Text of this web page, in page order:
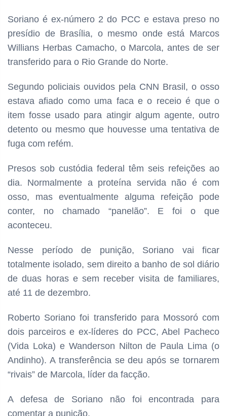
Soriano é ex-número 2 do PCC e estava preso no
presídio de Brasília, o mesmo onde está Marcos
Willians Herbas Camacho, o Marcola, antes de ser
transferido para o Rio Grande do Norte.
Segundo policiais ouvidos pela CNN Brasil, o osso
estava afiado como uma faca e o receio é que o
item fosse usado para atingir algum agente, outro
detento ou mesmo que houvesse uma tentativa de
fuga com refém.
Presos sob custódia federal têm seis refeições ao
dia. Normalmente a proteína servida não é com
osso, mas eventualmente alguma refeição pode
conter, no chamado “panelão”. E foi o que
aconteceu.
Nesse período de punição, Soriano vai ficar
totalmente isolado, sem direito a banho de sol diário
de duas horas e sem receber visita de familiares,
até 11 de dezembro.
Roberto Soriano foi transferido para Mossoró com
dois parceiros e ex-líderes do PCC, Abel Pacheco
(Vida Loka) e Wanderson Nilton de Paula Lima (o
Andinho). A transferência se deu após se tornarem
“rivais” de Marcola, líder da facção.
A defesa de Soriano não foi encontrada para
comentar a punição.